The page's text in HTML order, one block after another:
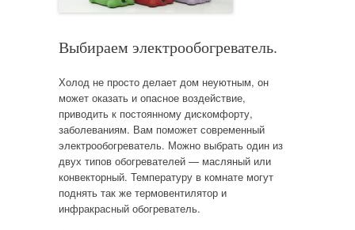
Выбираем электрообогреватель.
Холод не просто делает дом неуютным, он
может оказать и опасное воздействие,
приводить к постоянному дискомфорту,
заболеваниям. Вам поможет современный
электрообогреватель. Можно выбрать один из
двух типов обогревателей — масляный или
конвекторный. Температуру в комнате могут
поднять так же термовентилятор и
инфракрасный обогреватель.